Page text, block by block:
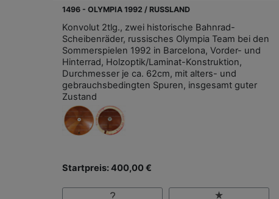
1496 - OLYMPIA 1992 / RUSSLAND
Konvolut 2tlg., zwei historische Bahnrad-
Scheibenräder, russisches Olympia Team bei den
Sommerspielen 1992 in Barcelona, Vorder- und
Hinterrad, Holzoptik/Laminat-Konstruktion,
Durchmesser je ca. 62cm, mit alters- und
gebrauchsbedingten Spuren, insgesamt guter
Zustand
Startpreis: 400,00 €